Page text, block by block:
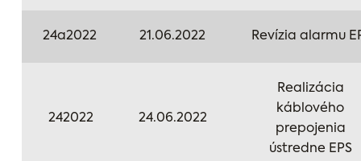
24a2022 21.06.2022 Revízia alarmu
242022 24.06.2022
Realizácia
káblového
prepojenia
ústredne EPS